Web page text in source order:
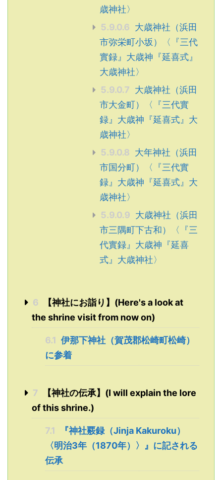
歳神社〉
5.9.0.6 大歳神社（浜田
市弥栄町小坂）〈『三代
實録』大歳神『延喜式』
大歳神社〉
5.9.0.7 大歳神社（浜田
市大金町）〈『三代實
録』大歳神『延喜式』大
歳神社〉
5.9.0.8 大年神社（浜田
市国分町）〈『三代實
録』大歳神『延喜式』大
歳神社〉
5.9.0.9 大歳神社（浜田
市三隅町下古和）〈『三
代實録』大歳神『延喜
式』大歳神社〉
6
【神社にお詣り】(Here's a look at
the shrine visit from now on)
6.1 伊那下神社（賀茂郡松崎町松崎）
に参着
7
【神社の伝承】(I will explain the lore
of this shrine.)
7.1
『神社覈録（Jinja Kakuroku）
〈明治3年（1870年）〉』に記される
伝承